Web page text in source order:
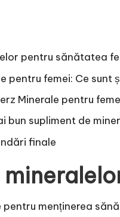
pentru sănătatea
pentru femei: Ce sunt
Minerale pentru
bun supliment de
finale
pentru menținerea